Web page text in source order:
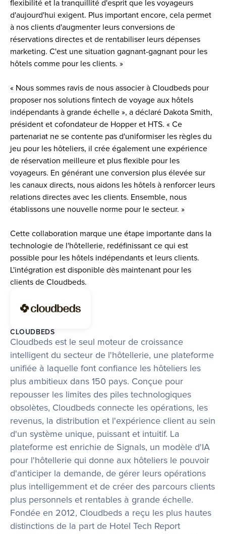
flexibilité et la tranquillité d'esprit que les voyageurs
d'aujourd'hui exigent. Plus important encore, cela permet
à nos clients d'augmenter leurs conversions de
réservations directes et de rentabiliser leurs dépenses
marketing. C'est une situation gagnant-gagnant pour les
hôtels comme pour les clients. »
« Nous sommes ravis de nous associer à Cloudbeds pour
proposer nos solutions fintech de voyage aux hôtels
indépendants à grande échelle », a déclaré Dakota Smith,
président et cofondateur de Hopper et HTS. « Ce
partenariat ne se contente pas d'uniformiser les règles du
jeu pour les hôteliers, il crée également une expérience
de réservation meilleure et plus flexible pour les
voyageurs. En générant une conversion plus élevée sur
les canaux directs, nous aidons les hôtels à renforcer leurs
relations directes avec les clients. Ensemble, nous
établissons une nouvelle norme pour le secteur. »
Cette collaboration marque une étape importante dans la
technologie de l'hôtellerie, redéfinissant ce qui est
possible pour les hôtels indépendants et leurs clients.
L'intégration est disponible dès maintenant pour les
clients de Cloudbeds.
CLOUDBEDS
Cloudbeds est le seul moteur de croissance
intelligent du secteur de l'hôtellerie, une plateforme
unifiée à laquelle font confiance les hôteliers les
plus ambitieux dans 150 pays. Conçue pour
repousser les limites des piles technologiques
obsolètes, Cloudbeds connecte les opérations, les
revenus, la distribution et l'expérience client au sein
d'un système unique, puissant et intuitif. La
plateforme est enrichie de Signals, un modèle d'IA
pour l'hôtellerie qui donne aux hôteliers le pouvoir
d'anticiper la demande, de gérer leurs opérations
plus intelligemment et de créer des parcours clients
plus personnels et rentables à grande échelle.
Fondée en 2012, Cloudbeds a reçu les plus hautes
distinctions de la part de Hotel Tech Report